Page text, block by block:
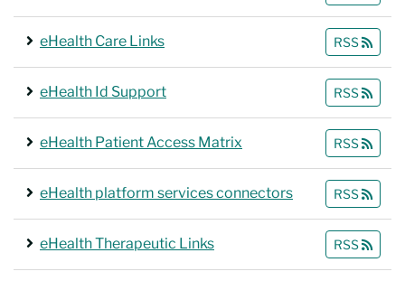
eHealth Care Links RSS
eHealth Id Support RSS
eHealth Patient Access Matrix RSS
eHealth platform services connectors RSS
eHealth Therapeutic Links RSS